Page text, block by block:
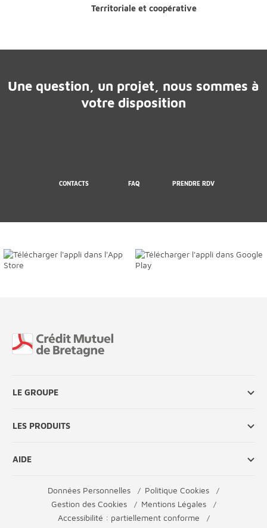
Territoriale et coopérative
Une question, un projet, nous sommes à
votre disposition
CONTACTS FAQ PRENDRE RDV
LE GROUPE
LES PRODUITS
AIDE
Données Personnelles
Politique Cookies
Gestion des Cookies
Mentions Légales
Accessibilité : partiellement conforme
Fin de page